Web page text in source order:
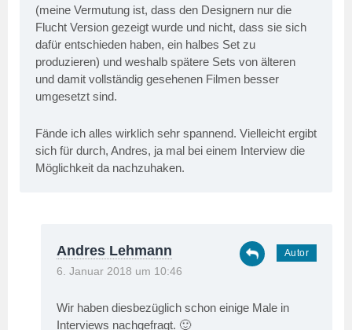
(meine Vermutung ist, dass den Designern nur die
Flucht Version gezeigt wurde und nicht, dass sie sich
dafür entschieden haben, ein halbes Set zu
produzieren) und weshalb spätere Sets von älteren
und damit vollständig gesehenen Filmen besser
umgesetzt sind.
Fände ich alles wirklich sehr spannend. Vielleicht ergibt
sich für durch, Andres, ja mal bei einem Interview die
Möglichkeit da nachzuhaken.
Andres Lehmann
6. Januar 2018 um 10:46
Wir haben diesbezüglich schon einige Male in
Interviews nachgefragt. 🙂